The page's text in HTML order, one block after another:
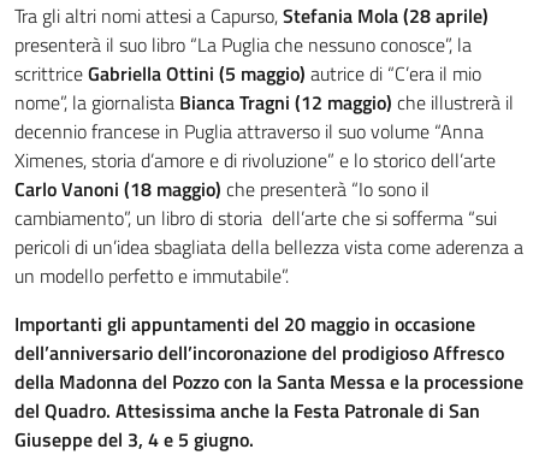
Tra gli altri nomi attesi a Capurso,Stefania Mola (28 aprile)
presenterà il suo libro “La Puglia che nessuno conosce”, la
scrittriceGabriella Ottini (5 maggio) autrice di “C’era il mio
nome”, la giornalista Bianca Tragni (12 maggio) che illustrerà il
decennio francese in Puglia attraverso il suo volume “Anna
Ximenes, storia d’amore e di rivoluzione” e lo storico dell’arte
Carlo Vanoni (18 maggio) che presenterà “Io sono il
cambiamento”, un libro di storia dell’arte che si sofferma “sui
pericoli di un’idea sbagliata della bellezza vista come aderenza a
un modello perfetto e immutabile”.
Importanti gli appuntamenti del 20 maggio in occasione
dell’anniversario dell’incoronazione del prodigioso Affresco
della Madonna del Pozzo con la Santa Messa e la processione
del Quadro. Attesissima anche la Festa Patronale di San
Giuseppe del 3, 4 e 5 giugno.